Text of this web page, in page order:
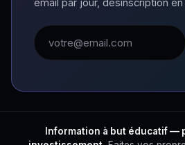
Adresse email
Information à but éducatif —